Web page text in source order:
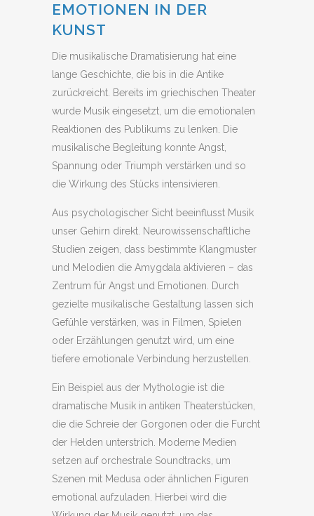
EMOTIONEN IN DER
KUNST
Die musikalische Dramatisierung hat eine
lange Geschichte, die bis in die Antike
zurückreicht. Bereits im griechischen Theater
wurde Musik eingesetzt, um die emotionalen
Reaktionen des Publikums zu lenken. Die
musikalische Begleitung konnte Angst,
Spannung oder Triumph verstärken und so
die Wirkung des Stücks intensivieren.
Aus psychologischer Sicht beeinflusst Musik
unser Gehirn direkt. Neurowissenschaftliche
Studien zeigen, dass bestimmte Klangmuster
und Melodien die Amygdala aktivieren – das
Zentrum für Angst und Emotionen. Durch
gezielte musikalische Gestaltung lassen sich
Gefühle verstärken, was in Filmen, Spielen
oder Erzählungen genutzt wird, um eine
tiefere emotionale Verbindung herzustellen.
Ein Beispiel aus der Mythologie ist die
dramatische Musik in antiken Theaterstücken,
die die Schreie der Gorgonen oder die Furcht
der Helden unterstrich. Moderne Medien
setzen auf orchestrale Soundtracks, um
Szenen mit Medusa oder ähnlichen Figuren
emotional aufzuladen. Hierbei wird die